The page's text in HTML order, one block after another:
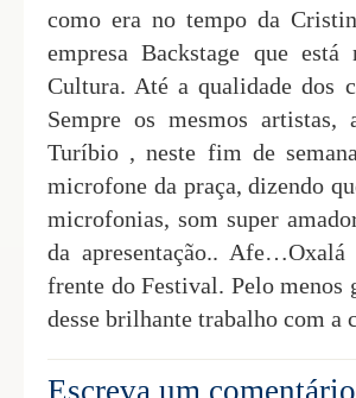
como era no tempo da
empresa Backstage que
Cultura. Até a qualidade dos
Sempre os mesmos
Turíbio , neste fim de
microfone da praça, dizendo
microfonias, som super
da apresentação..
frente do Festival. Pelo
desse brilhante trabalho com a
Escreva um comentário